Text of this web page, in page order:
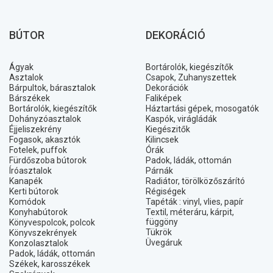
BÚTOR
Ágyak
Asztalok
Bárpultok, bárasztalok
Bárszékek
Bortárolók, kiegészítők
Dohányzóasztalok
Éjjeliszekrény
Fogasok, akasztók
Fotelek, puffok
Fürdőszoba bútorok
Íróasztalok
Kanapék
Kerti bútorok
Komódok
Konyhabútorok
Könyvespolcok, polcok
Könyvszekrények
Konzolasztalok
Padok, ládák, ottomán
Székek, karosszékek
DEKORÁCIÓ
Bortárolók, kiegészítők
Csapok, Zuhanyszettek
Dekorációk
Faliképek
Háztartási gépek, mosogatók
Kaspók, virágládák
Kiegészitők
Kilincsek
Órák
Padok, ládák, ottomán
Párnák
Radiátor, törölközőszárító
Régiségek
Tapéták : vinyl, vlies, papír
Textil, méteráru, kárpit,
függöny
Tükrök
Üvegáruk